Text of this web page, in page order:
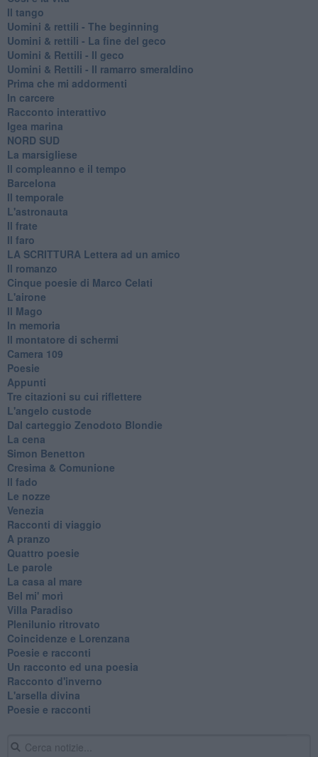
Il tango
​Uomini & rettili - The beginning
​Uomini & rettili - La fine del geco
Uomini & Rettili - Il geco
Uomini & Rettili - Il ramarro smeraldino
Prima che mi addormenti
In carcere
Racconto interattivo
Igea marina
​NORD SUD
La marsigliese
Il compleanno e il tempo
Barcelona
Il temporale
L'astronauta
Il frate
Il faro
​LA SCRITTURA Lettera ad un amico
Il romanzo
Cinque poesie di Marco Celati
L'airone
Il Mago
In memoria
Il montatore di schermi
Camera 109
Poesie
Appunti
Tre citazioni su cui riflettere
L'angelo custode
Dal carteggio Zenodoto Blondie
La cena
Simon Benetton
Cresima & Comunione
Il fado
Le nozze
Venezia
Racconti di viaggio
A pranzo
Quattro poesie
Le parole
La casa al mare
Bel mi' morì
Villa Paradiso
Plenilunio ritrovato
Coincidenze e Lorenzana
Poesie e racconti
Un racconto ed una poesia
Racconto d'inverno
​L'arsella divina
Poesie e racconti